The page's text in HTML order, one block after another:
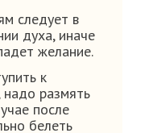
следует в
духа, иначе
желание.
к
размять
после
белеть